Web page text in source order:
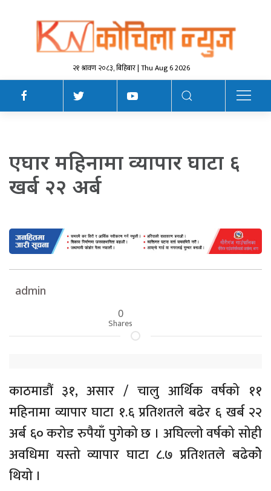
२१ श्रावण २०८३, बिहिबार | Thu Aug 6 2026
एघार महिनामा व्यापार घाटा ६
खर्ब २२ अर्ब
admin
0
Shares
काठमाडौं ३१, असार / चालु आर्थिक वर्षको ११
महिनामा व्यापार घाटा १.६ प्रतिशतले बढेर ६ खर्ब २२
अर्ब ६० करोड रुपैयाँ पुगेको छ । अघिल्लो वर्षको सोही
अवधिमा यस्तो व्यापार घाटा ८.७ प्रतिशतले बढेकोे
थियो ।